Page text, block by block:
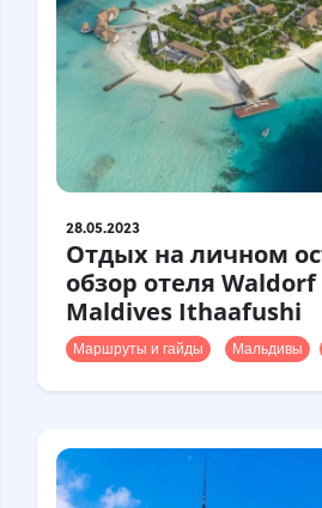
Турция
Финляндия
Франция
Хорватия
Чили
Швейцария
Шотландия
Шри-Ланка
Эстония
Япония
28.05.2023
Отдых на личном
обзор отеля
Maldives Ithaafushi
Маршруты и гайды Мальдивы